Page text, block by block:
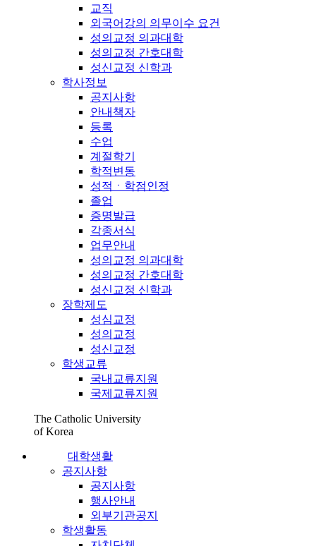
교직
외국어강의 의무이수 요건
성의교정 의과대학
성의교정 간호대학
성신교정 신학과
학사정보
공지사항
안내책자
등록
수업
계절학기
학적변동
성적ㆍ학점인정
졸업
증명발급
각종서식
업무안내
성의교정 의과대학
성의교정 간호대학
성신교정 신학과
장학제도
성심교정
성의교정
성신교정
학생교류
국내교류지원
국제교류지원
The Catholic University
of Korea
대학생활
공지사항
공지사항
행사안내
외부기관공지
학생활동